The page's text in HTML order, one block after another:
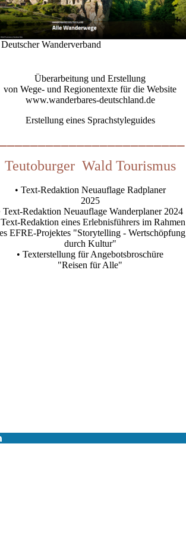
Wanderverband
Überarbeitung und Erstellung
von Wege- und Regionentexte für die Website
www.wanderbares-deutschland.de
Erstellung eines Sprachstyleguides
Teutoburger Wald Tourismus
• Text-Redaktion Neuauflage Radplaner
2025
Text-Redaktion Neuauflage Wanderplaner 2024
Text-Redaktion eines Erlebnisführers im Rahmen
EFRE-Projektes "Storytelling - Wertschöpfung
durch Kultur"
• Texterstellung für Angebotsbroschüre
"Reisen für Alle"